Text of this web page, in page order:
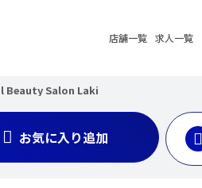
店舗一覧 求人一覧
Beauty Salon Laki
お気に入り追加